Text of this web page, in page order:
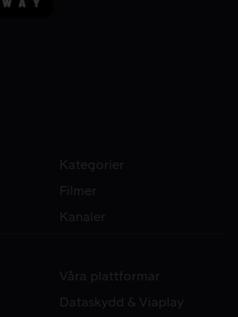
Kategorier
Filmer
Kanaler
Våra plattformar
Dataskydd & Viaplay